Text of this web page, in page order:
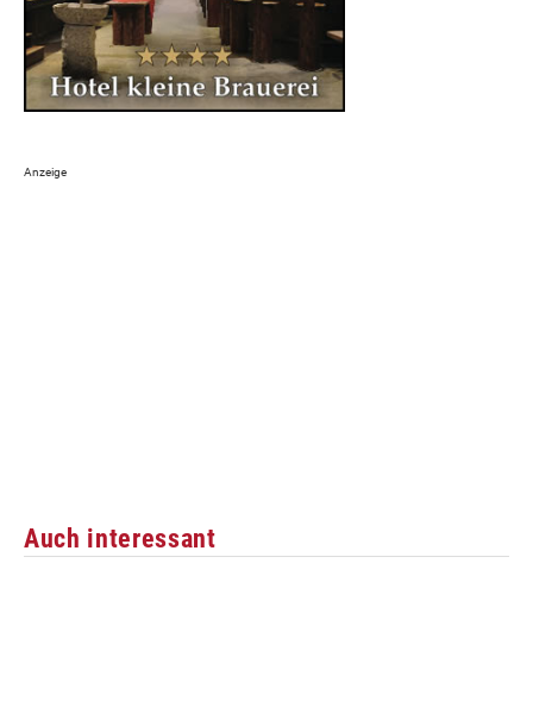
Auch interessant